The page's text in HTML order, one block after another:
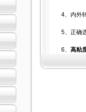
4、内外转
5、正确选
6、 高粘